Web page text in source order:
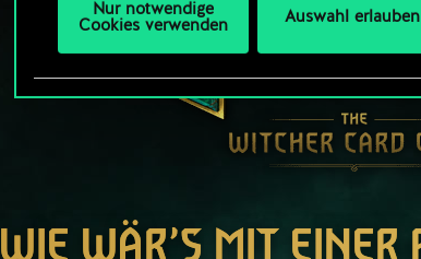
Nur notwendige
Cookies verwenden
Auswahl erlauben
WIE WÄR’S MIT EINER